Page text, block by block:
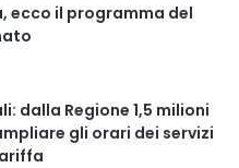
ecco il programma del
dalla Regione 1,5 milioni
gli orari dei servizi